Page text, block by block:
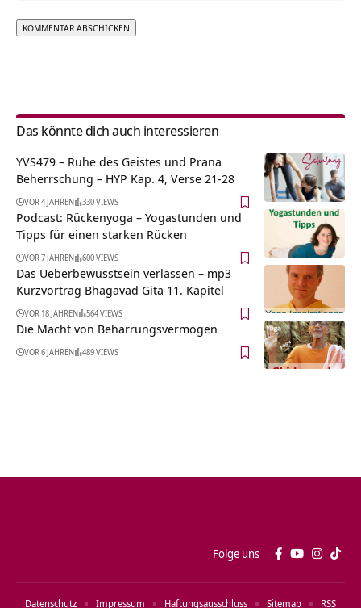
Das könnte dich auch interessieren
YVS479 – Ruhe des Geistes und Prana
Beherrschung – HYP Kap. 4, Verse 21-28
VOR 4 JAHREN 330 VIEWS
Podcast: Rückenyoga – Yogastunden und
Tipps für einen starken Rücken
VOR 7 JAHREN 600 VIEWS
Das Ueberbewusstsein verlassen – mp3
Kurzvortrag Bhagavad Gita 11. Kapitel
VOR 18 JAHREN 564 VIEWS
Die Macht von Beharrungsvermögen
VOR 6 JAHREN 489 VIEWS
Folge uns
Datenschutz Impressum Haftungsausschluss Sitemap RSS